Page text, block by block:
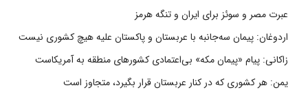
عبرت مصر و سوئز برای ایران و تنگه هرمز
اردوغان: پیمان سه‌جانبه با عربستان و پاکستان علیه هیچ کشوری نیست
زاکانی: پیام «پیمان مکه» بی‌اعتمادی کشورهای منطقه به آمریکاست
یمن: هر کشوری که در کنار عربستان قرار بگیرد، متجاوز است